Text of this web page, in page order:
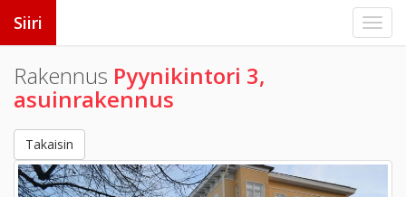
Siiri
Rakennus Pyynikintori 3,
asuinrakennus
Takaisin